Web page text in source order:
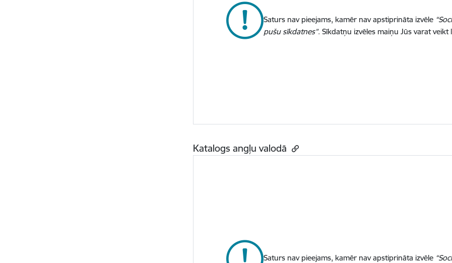
Saturs nav pieejams, kamēr nav apstiprināta izvēle
pušu sīkdatnes”. Sīkdatņu izvēles maiņu Jūs varat
Katalogs angļu valodā
Saturs nav pieejams, kamēr nav apstiprināta izvēle